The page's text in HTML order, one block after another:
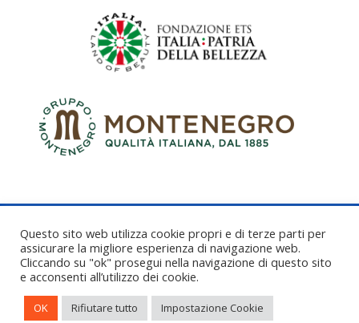
CREDITS – © FONDAZIONE COLOGNI DEI MESTIERI
D’ARTE ETS 2025
Questo sito web utilizza cookie propri e di terze parti per
assicurare la migliore esperienza di navigazione web.
Cliccando su "ok" prosegui nella navigazione di questo sito
e acconsenti all’utilizzo dei cookie.
OK Rifiutare tutto Impostazione Cookie